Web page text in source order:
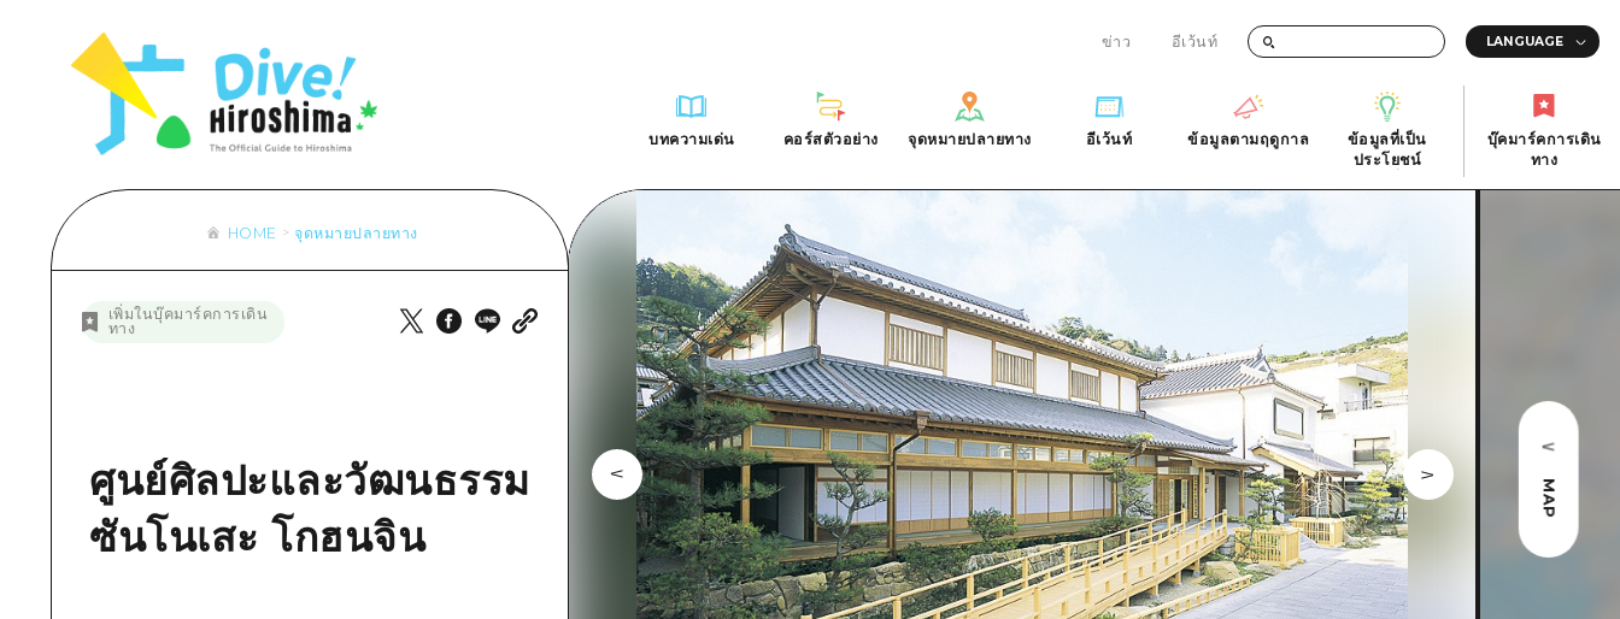
ข่าว อีเว้นท์
บทความเด่น
รายการ
คำแนะนำ
การปั่นจักรยาน
ช้อปปิ้ง
สถานบันเทิงยามค่ำคืน
มรดกโลก
ประสบการณ์ / ในการเรียนรู้
มาตรฐาน
ประวัติศาสตร์ / วัฒนธรรม
การรักษา
ธรรมชาติ
คอร์สตัวอย่าง
รายการ
คู่มือ Dive! Hiroshima
ฮิโรชิม่า โมชิ โมชิ ทราเวล
บริเวณรอบเมืองฮิโรชิม่า
อากิ
บิงโก
บิโฮค
เกโฮค
บริเวณรอบๆ มิยาจิมะ
ยามากุจิตะวันออก
จุดหมายปลายทาง
รายการ
บริเวณรอบเมืองฮิโรชิม่า
อากิ
บิงโก
บิโฮคุ
เกโฮคุ
บริเวณรอบๆ มิยาจิมะ
ยามากุจิตะวันออก
จังหวัดเอฮิเมะ
อีเว้นท์
ข้อมูลตามฤดูกาล
ข้อมูลที่เป็น
ประโยชน์
เข้าถึงเข้าถึง
สรุปการจราจรรอง
ความแออัดของสิ่งอำนวยความสะดวก
ตั๋วเที่ยวคุ้มค่าตั๋วเที่ยวคุ้มค่า
บริการรับฝากและจัดส่งสัมภาระ
ฮิโรชิม่า ฟรี Wi-Fi
TRAVELPAL International
ไกด์อาสาสมัครไ
วิดีโอฮิโรชิม่า
ข้อมูลการขนส่งระหว่างเกิดภัยพิบัติ
บุ๊คมาร์คการเดิน
ทาง
รายการ
อาหารรสเลิศ / สุรา
การปั่นจักรยาน
ช้อปปิ้ง
กีฬา ประวัติศาสตร์ / วัฒนธรรม
ธรรมชาติ
รายการ
คู่มือ Dive! Hiroshima
ฮิโรชิม่า โมชิ โมชิ ทราเวล
เกโฮค
บริเวณรอบๆ มิยาจิมะ
ยามากุจิตะวันออก
บริเวณรอบเมืองฮิโรชิม่า
บิโฮคุ
บริเวณรอบๆ มิยาจิมะ
ยามากุจิตะวันออก
จังหวัดเอฮิเมะ
รายการ
เข้าถึงเข้าถึง
สรุปการจราจรรอง
ความแออัดของสิ่งอำนวยความสะดวก
ตั๋วเที่ยวคุ้มค่าตั๋วเที่ยวคุ้มค่า
บริการรับฝากและจัดส่งสัมภาระ
ฮิโรชิม่า ฟรี Wi-Fi
ไกด์อาสาสมัครไ
วิดีโอฮิโรชิม่า
ดาวน์โหลดรูปภาพ
ข้อมูลการขนส่งระหว่างเกิดภัยพิบัติ
HOME จุดหมายปลายทาง
เพิ่มในบุ๊คมาร์คการเดิน
ทาง
ศูนย์ศิลปะและวัฒนธรรม
ซันโนเสะ โกฮนจิน
MAP